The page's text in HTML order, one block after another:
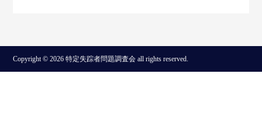
Copyright © 2026 特定失踪者問題調査会 all rights reserved.